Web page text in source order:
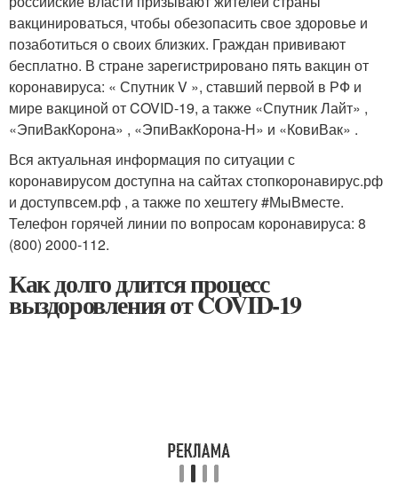
вакцинироваться, чтобы обезопасить свое здоровье и
позаботиться о своих близких. Граждан прививают
бесплатно. В стране зарегистрировано пять вакцин от
коронавируса: « Спутник V », ставший первой в РФ и
мире вакциной от COVID-19, а также «Спутник Лайт» ,
«ЭпиВакКорона» , «ЭпиВакКорона-Н» и «КовиВак» .
Вся актуальная информация по ситуации с
коронавирусом доступна на сайтах стопкоронавирус.рф
и доступвсем.рф , а также по хештегу #МыВместе.
Телефон горячей линии по вопросам коронавируса: 8
(800) 2000-112.
Как долго длится процесс
выздоровления от COVID-19